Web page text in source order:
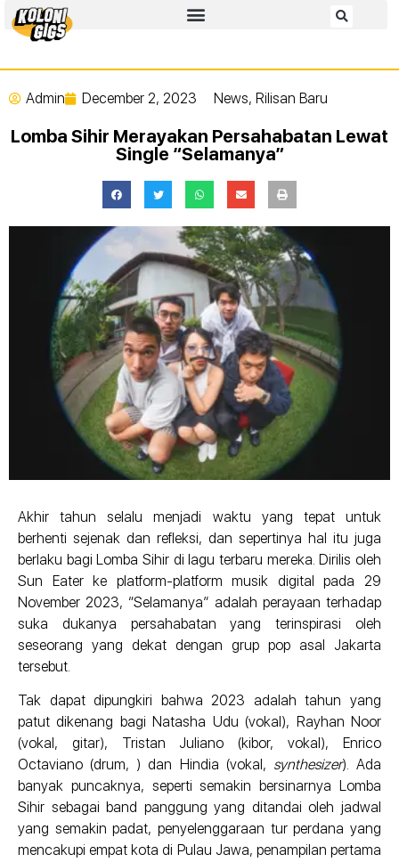
Admin December 2, 2023 News, Rilisan Baru
Lomba Sihir Merayakan Persahabatan Lewat
Single “Selamanya”
Akhir tahun selalu menjadi waktu yang tepat untuk
berhenti sejenak dan refleksi, dan sepertinya hal itu juga
berlaku bagi Lomba Sihir di lagu terbaru mereka. Dirilis oleh
Sun Eater ke platform-platform musik digital pada 29
November 2023, “Selamanya” adalah perayaan terhadap
suka dukanya persahabatan yang terinspirasi oleh
seseorang yang dekat dengan grup pop asal Jakarta
tersebut.
Tak dapat dipungkiri bahwa 2023 adalah tahun yang
patut dikenang bagi Natasha Udu (vokal), Rayhan Noor
(vokal, gitar), Tristan Juliano (kibor, vokal), Enrico
Octaviano (drum, ) dan Hindia (vokal, synthesizer). Ada
banyak puncaknya, seperti semakin bersinarnya Lomba
Sihir sebagai band panggung yang ditandai oleh jadwal
yang semakin padat, penyelenggaraan tur perdana yang
mencakupi empat kota di Pulau Jawa, penampilan pertama